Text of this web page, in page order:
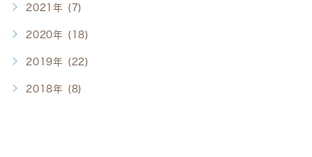
2021年 (7)
2020年 (18)
2019年 (22)
2018年 (8)